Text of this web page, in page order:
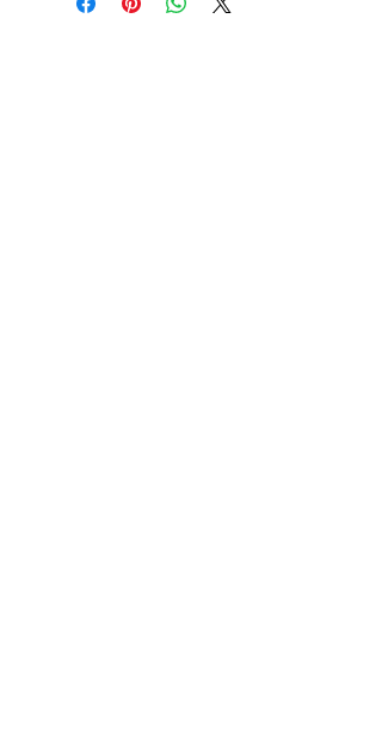
Juliana no contato abaixo: